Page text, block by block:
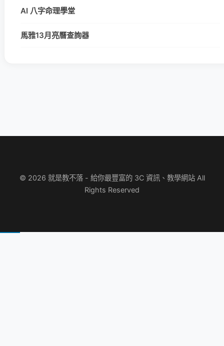
AI 八字命理學堂
馬雅13月亮曆查詢器
© 2026 就是教不落 - 給你最豐富的 3C 資訊、教學網站 All
Rights Reserved